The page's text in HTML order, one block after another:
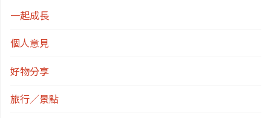
一起成長
個人意見
好物分享
旅行／景點